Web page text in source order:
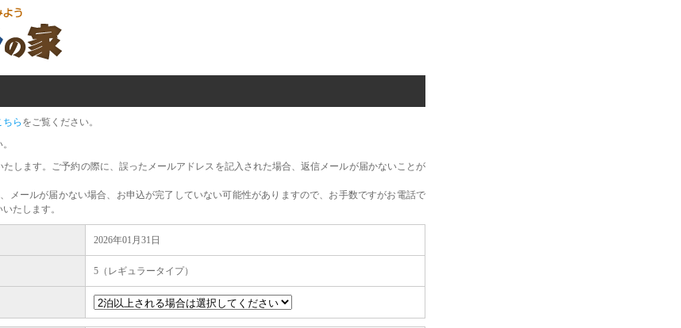
ちら をご覧ください。
します。ご予約の際に、誤ったメールアドレスを記入された場合、返信メールが届かないことが
メールが届かない場合、お申込が完了していない可能性がありますので、お手数ですがお電話で
たします。
2026年01月31日
5（レギュラータイプ）